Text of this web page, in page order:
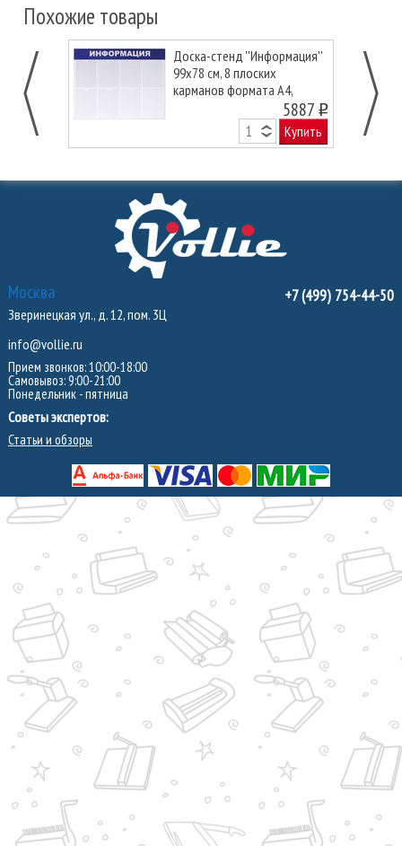
Похожие товары
Доска-стенд ''Информация''
99х78 см, 8 плоских
карманов формата А4,
5887 o
Купить
Москва
Зверинецкая ул., д. 12, пом. 3Ц
info@vollie.ru
Прием звонков: 10:00-18:00
Самовывоз: 9:00-21:00
Понедельник - пятница
Советы экспертов:
Статьи и обзоры
+7 (499) 754-44-50